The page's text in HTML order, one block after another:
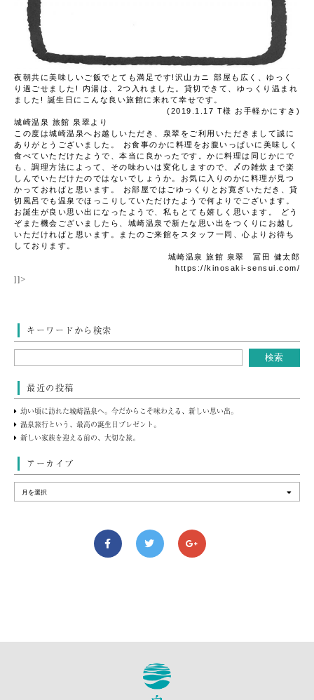
夜朝共に美味しいご飯でとても満足です!沢山カニ
部屋も広く、ゆっく
り過ごせました!
内湯は、2つ入れました。貸切できて、ゆっくり温まれ
ました!
誕生日にこんな良い旅館に来れて幸せです。
(2019.1.17 T様 お手軽かにすき )
城崎温泉 旅館 泉翠より
この度は城崎温泉へお越しいただき、泉翠をご利用いただきまして誠に
ありがとうございました。
お食事のかに料理をお腹いっぱいに美味しく
食べていただけたようで、本当に良かったです。かに料理は同じかにで
も、調理方法によって、その味わいは変化しますので、〆の雑炊まで楽
しんでいただけたのではないでしょうか。お気に入りのかに料理が見つ
かっておればと思います。
お部屋ではごゆっくりとお寛ぎいただき、貸
切風呂でも温泉でほっこりしていただけたようで何よりでございます。
お誕生が良い思い出になったようで、私もとても嬉しく思います。
どう
ぞまた機会ございましたら、城崎温泉で新たな思い出をつくりにお越し
いただければと思います。またのご来館をスタッフ一同、心よりお待ち
しております。
城崎温泉 旅館 泉翠 冨田 健太郎
https://kinosaki-sensui.com/
]]>
キーワードから検索
最近の投稿
幼い頃に訪れた城崎温泉へ。今だからこそ味わえる、新しい思い出。
温泉旅行という、最高の誕生日プレゼント。
新しい家族を迎える前の、大切な旅。
アーカイブ